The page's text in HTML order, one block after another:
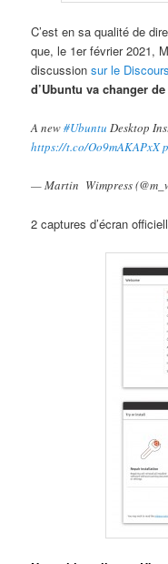
C’est en sa qualité de
que, le 1er février 2021,
discussionsur le
d’Ubuntu va changer
A new#Ubuntu Desktop
https://t.co/Oo9mAKAPxX
— Martin Wimpress
2 captures d’écran